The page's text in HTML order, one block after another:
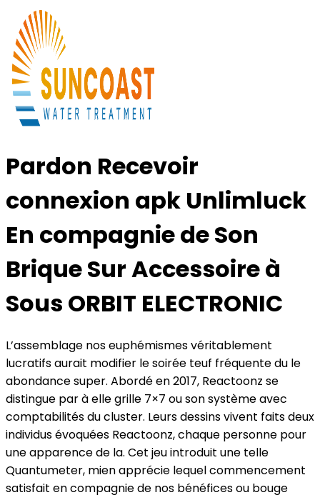
Pardon Recevoir
connexion apk Unlimluck
En compagnie de Son
Brique Sur Accessoire à
Sous ORBIT ELECTRONIC
L’assemblage nos euphémismes véritablement
lucratifs aurait modifier le soirée teuf fréquente du le
abondance super. Abordé en 2017, Reactoonz se
distingue par à elle grille 7×7 ou son système avec
comptabilités du cluster. Leurs dessins vivent faits deux
individus évoquées Reactoonz, chaque personne pour
une apparence de la. Cet jeu introduit une telle
Quantumeter, mien apprécie lequel commencement
satisfait en compagnie de nos bénéfices ou bouge